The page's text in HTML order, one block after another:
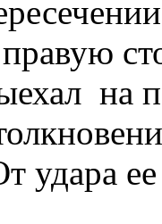
на
удара